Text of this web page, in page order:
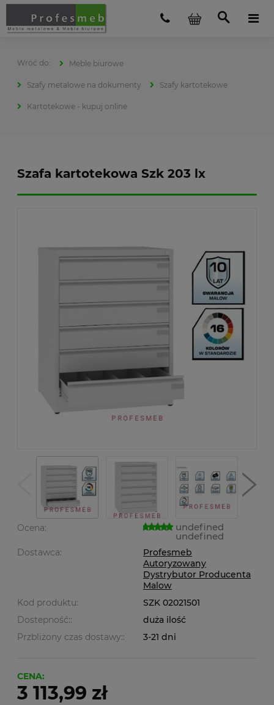
Meble biurowe
Szafy metalowe na dokumenty Szafy kartotekowe
Kartotekowe - kupuj online
Szafa kartotekowa Szk 203 lx
Ocena: undefined
undefined
Dostawca:
Profesmeb
Autoryzowany
Dystrybutor Producenta
Malow
Kod produktu:
SZK 02021501
Dostepność::
duża ilość
Przbliżony czas dostawy::
3-21 dni
CENA:
3 113,99 zł